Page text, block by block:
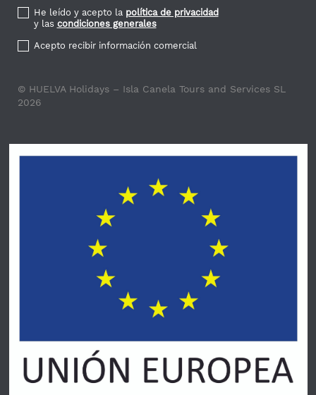
He leído y acepto la política de privacidad
y las condiciones generales
Acepto recibir información comercial
© HUELVA Holidays – Isla Canela Tours and Services SL
2026